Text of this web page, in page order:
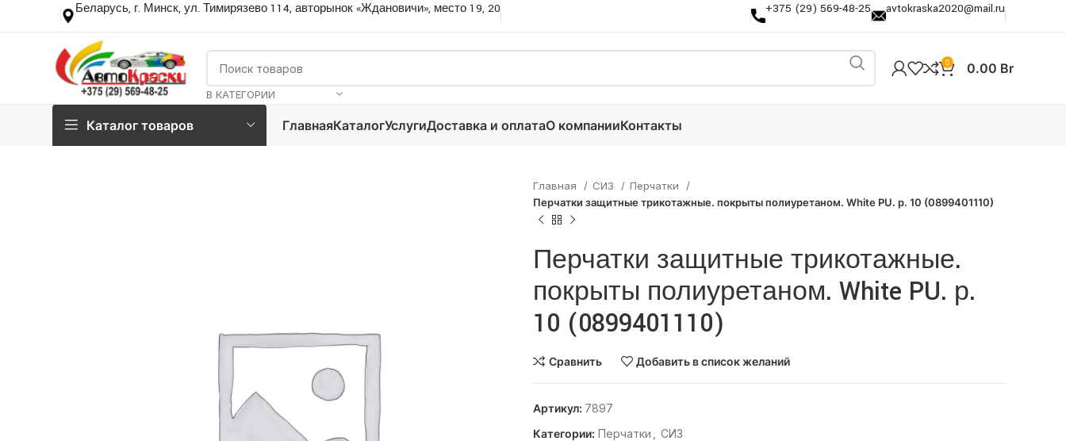
Беларусь, г. Минск, ул. Тимирязево 114, авторынок «Ждановичи», место 19, 20 +375 (29) 569-48-25 avtokraska2020@mail.ru
В КАТЕГОРИИ
0 0.00 Br
Каталог товаров ГлавнаяКаталогУслугиДоставка и оплатаО компанииКонтакты
Главная СИЗ
Перчатки
Перчатки защитные трикотажные. покрыты полиуретаном. White PU. р. 10 (0899401110)
Перчатки защитные трикотажные.
покрыты полиуретаном. White PU. р.
10 (0899401110)
Сравнить Добавить в список желаний
Артикул: 7897
Категории: Перчатки СИЗ